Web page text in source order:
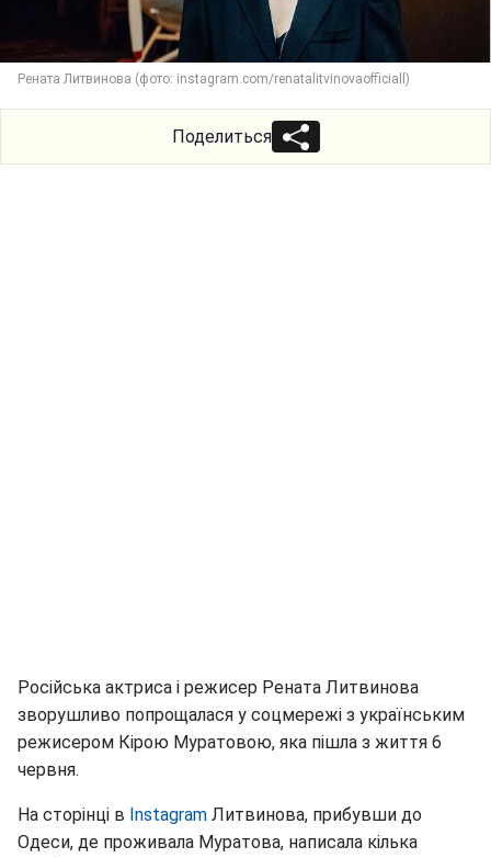
Рената Литвинова (фото: instagram.com/renatalitvinovaofficiall)
Поделиться
Російська актриса і режисер Рената Литвинова
зворушливо попрощалася у соцмережі з українським
режисером Кірою Муратовою, яка пішла з життя 6
червня.
На сторінці в Instagram Литвинова, прибувши до
Одеси, де проживала Муратова, написала кілька